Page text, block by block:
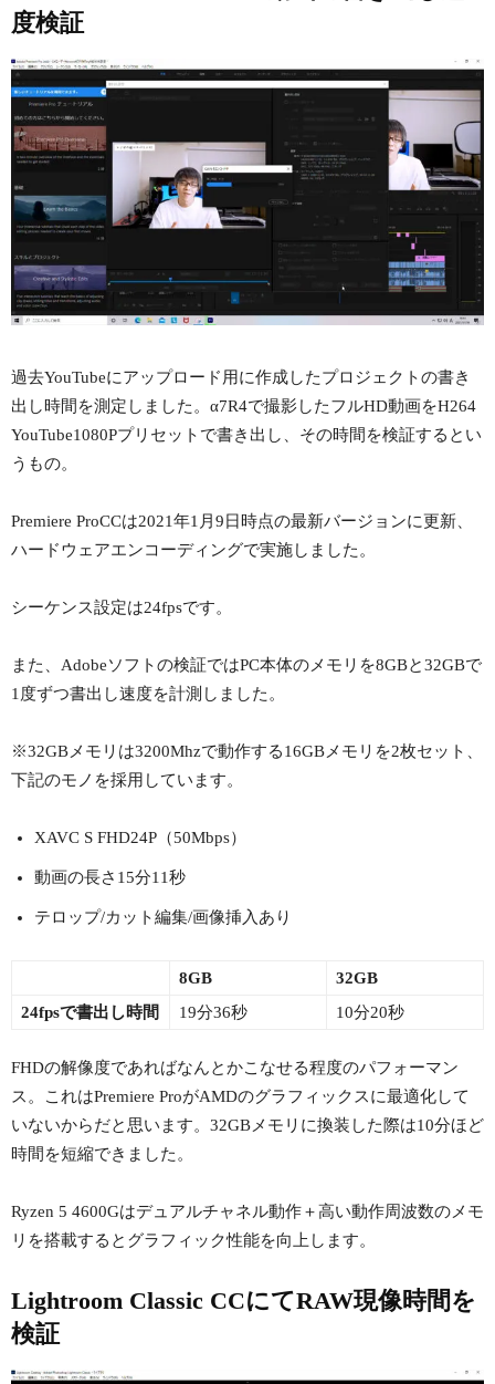
度検証
過去YouTubeにアップロード用に作成したプロジェクトの書き
出し時間を測定しました。α7R4で撮影したフルHD動画をH264
YouTube1080Pプリセットで書き出し、その時間を検証するとい
うもの。
Premiere ProCCは2021年1月9日時点の最新バージョンに更新、
ハードウェアエンコーディングで実施しました。
シーケンス設定は24fpsです。
また、Adobeソフトの検証ではPC本体のメモリを8GBと32GBで
1度ずつ書出し速度を計測しました。
※32GBメモリは3200Mhzで動作する16GBメモリを2枚セット、
下記のモノを採用しています。
XAVC S FHD24P（50Mbps）
動画の長さ15分11秒
テロップ/カット編集/画像挿入あり
8GB
32GB
24fpsで書出し時間
19分36秒 10分20秒
FHDの解像度であればなんとかこなせる程度のパフォーマン
ス。これはPremiere ProがAMDのグラフィックスに最適化して
いないからだと思います。32GBメモリに換装した際は10分ほど
時間を短縮できました。
Ryzen 5 4600Gはデュアルチャネル動作＋高い動作周波数のメモ
リを搭載するとグラフィック性能を向上します。
Lightroom Classic CCにてRAW現像時間を
検証